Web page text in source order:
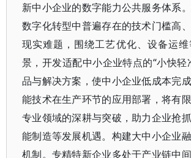
新中小企业的数字能力公共服务体系
数字化转型中普遍存在的技术门槛高
现实难题，围绕工艺优化、设备运
景，开发适配中小企业特点的“小快轻
品与解决方案，使中小企业低成本完
能技术在生产环节的应用部署，将有
专业领域的深耕与突破，助力企业抢
能制造等发展机遇。构建大中小企业
机制。专精特新企业多处于产业链中